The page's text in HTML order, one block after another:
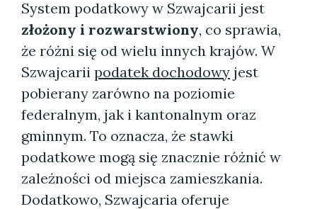
System podatkowy w Szwajcarii jest
złożony i rozwarstwiony, co sprawia,
że różni się od wielu innych krajów. W
Szwajcarii podatek dochodowy jest
pobierany zarówno na poziomie
federalnym, jak i kantonalnym oraz
gminnym. To oznacza, że stawki
podatkowe mogą się znacznie różnić w
zależności od miejsca zamieszkania.
Dodatkowo, Szwajcaria oferuje